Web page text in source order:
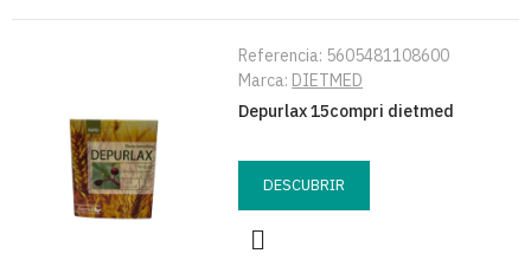
Referencia: 5605481108600
Marca: DIETMED
Depurlax 15compri dietmed
DESCUBRIR